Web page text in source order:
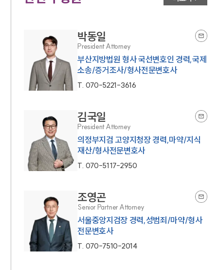
박동일
President Attorney
부산지방법원 형사 국선변호인 경력,국제
소송/증거조사/형사전문변호사
T. 070-5221-3616
김국일
President Attorney
의정부지검 고양지청장 경력,마약/지식
재산/형사전문변호사
T. 070-5117-2950
조영곤
Senior Partner Attorney
서울중앙지검장 경력,성범죄/마약/형사
전문변호사
T. 070-7510-2014